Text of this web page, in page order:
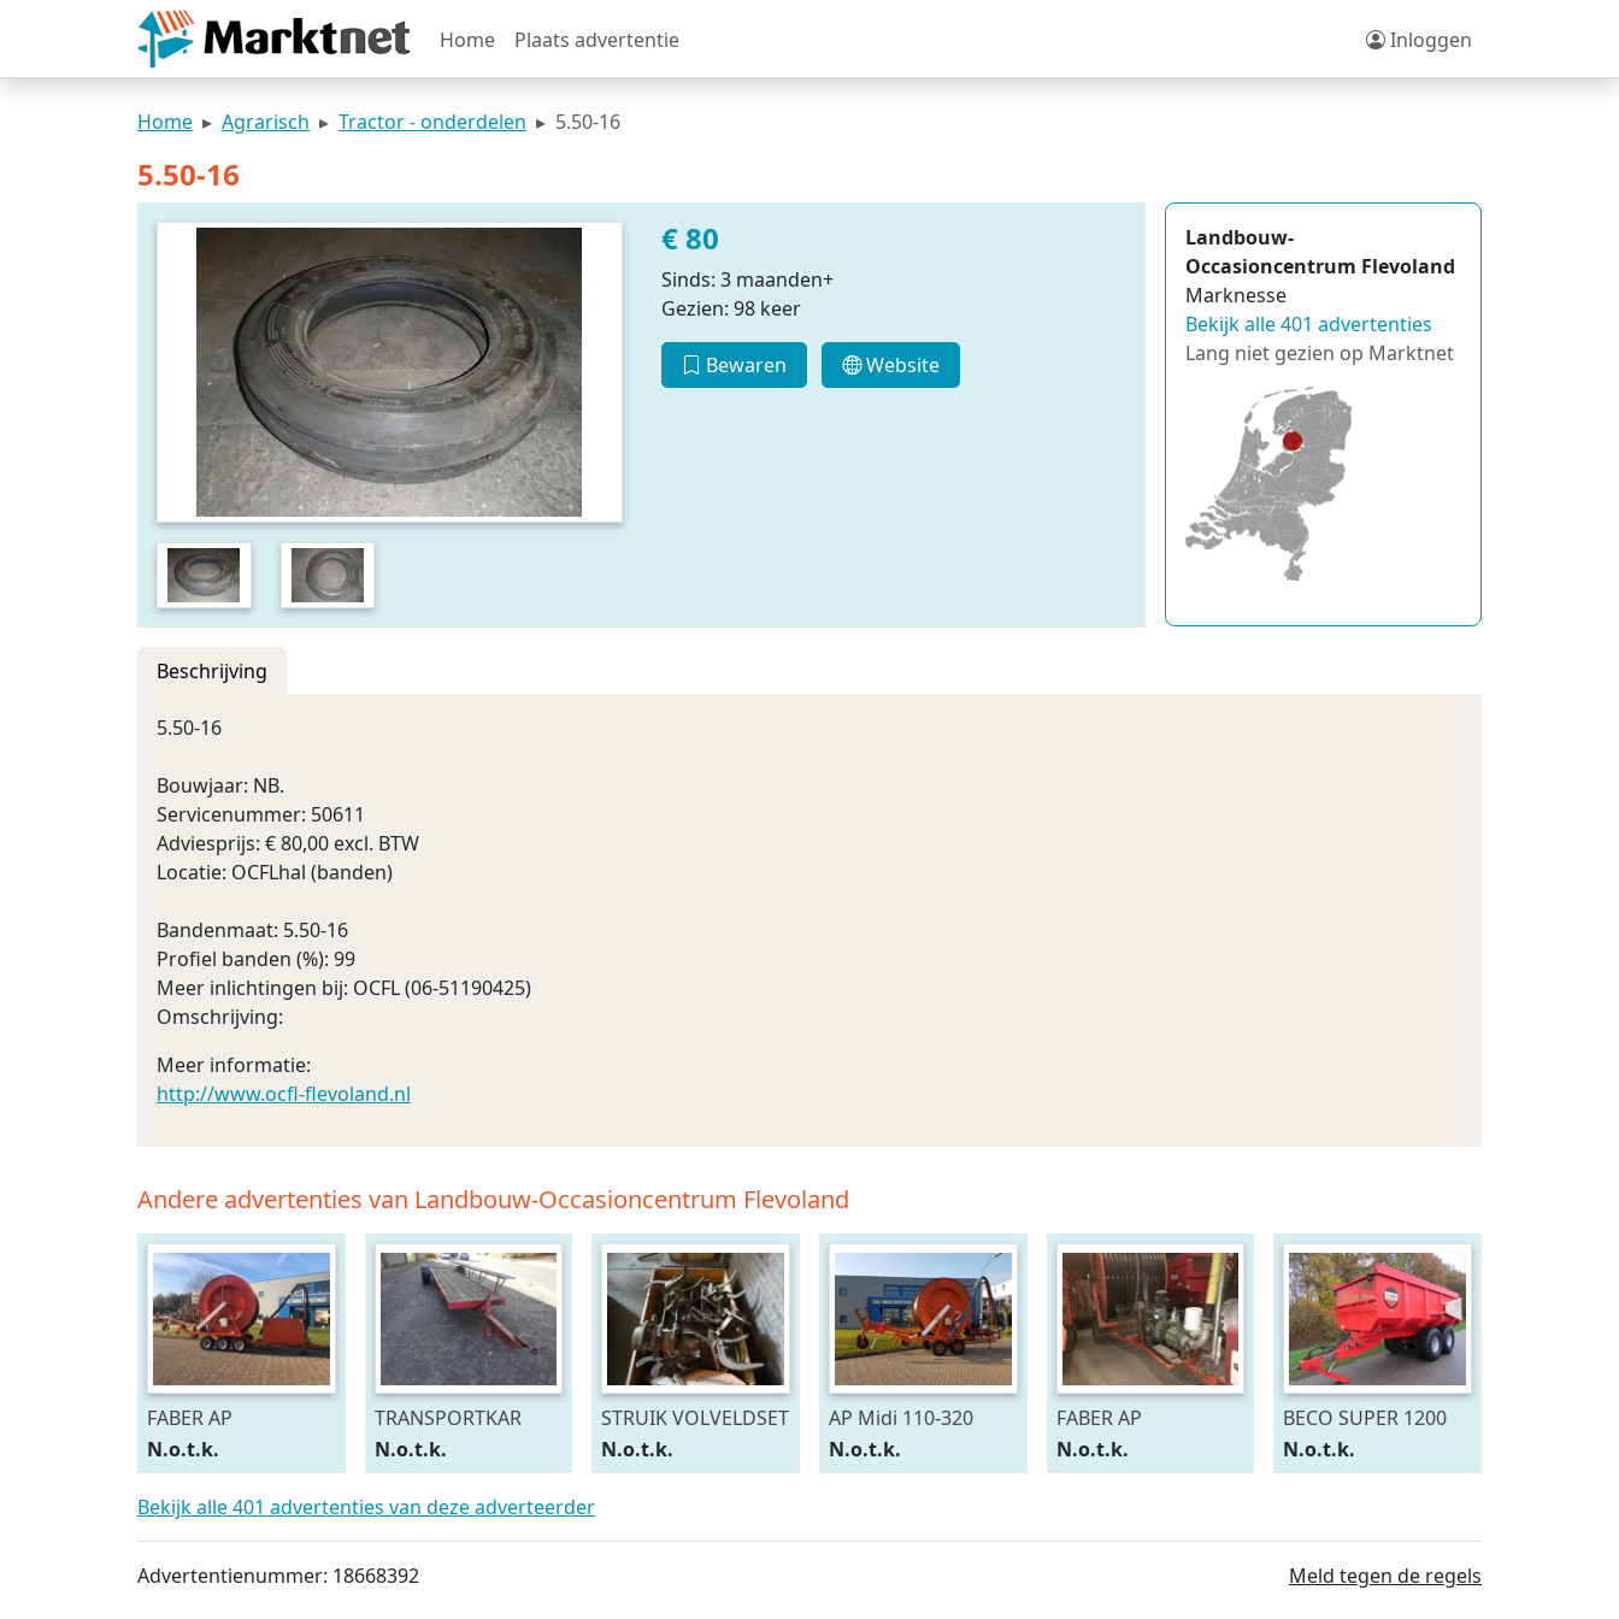
Home Plaats advertentie Inloggen
Home Agrarisch Tractor - onderdelen 5.50-16
5.50-16
€ 80
Sinds: 3 maanden+
Gezien: 98 keer
Bewaren Website
Landbouw-
Occasioncentrum Flevoland
Marknesse
Bekijk alle 401 advertenties
Lang niet gezien op Marktnet
Beschrijving
5.50-16
Bouwjaar: NB.
Servicenummer: 50611
Adviesprijs: € 80,00 excl. BTW
Locatie: OCFLhal (banden)
Bandenmaat: 5.50-16
Profiel banden (%): 99
Meer inlichtingen bij: OCFL (06-51190425)
Omschrijving:
Meer informatie:
http://www.ocfl-flevoland.nl
Andere advertenties van Landbouw-Occasioncentrum Flevoland
FABER AP
N.o.t.k.
TRANSPORTKAR
N.o.t.k.
STRUIK VOLVELDSET
N.o.t.k.
AP Midi 110-320
N.o.t.k.
FABER AP
N.o.t.k.
BECO SUPER 1200
N.o.t.k.
Bekijk alle 401 advertenties van deze adverteerder
Advertentienummer: 18668392 Meld tegen de regels